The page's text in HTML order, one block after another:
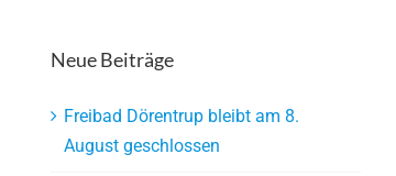
Neue Beiträge
Freibad Dörentrup bleibt am 8.
August geschlossen